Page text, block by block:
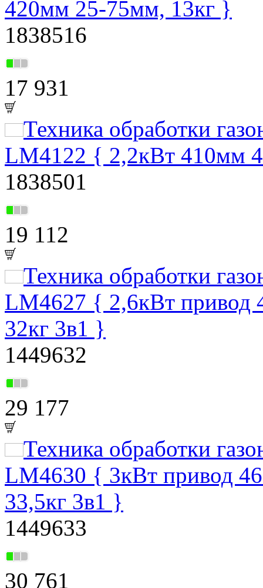
420мм 25-75мм, 13кг }
1838516
17 931
Техника обработки
LM4122 { 2,2кВт 410мм
1838501
19 112
Техника обработки
LM4627 { 2,6кВт привод
32кг 3в1 }
1449632
29 177
Техника обработки
LM4630 { 3кВт привод
33,5кг 3в1 }
1449633
30 761